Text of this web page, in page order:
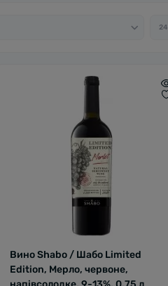
Вино Shabo / Шабо Limited
Edition, Мерло, червоне,